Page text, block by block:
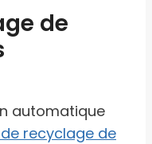
de
automatique
recyclage de